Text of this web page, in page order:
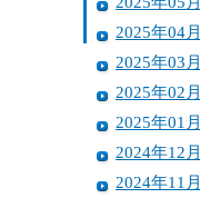
2025年04月
2025年03月
2025年02月
2025年01月
2024年12月
2024年11月